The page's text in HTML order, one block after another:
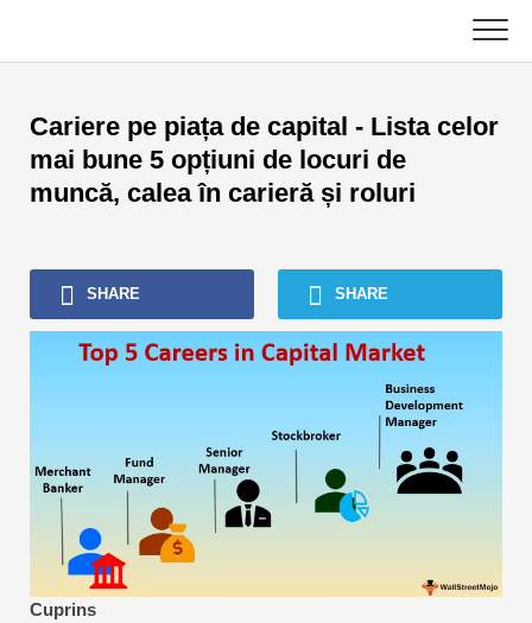
content
Tutoriale contabile
Tutoriale de gestionare a activelor
Excel, VBA și Power BI
Tutoriale bancare de investiții
Ghiduri de carieră în domeniul finanțelor
Resurse de certificare financiară
Tutoriale de modelare financiară
Formular complet
Cariere pe piața de capital - Lista celor
mai bune 5 opțiuni de locuri de
muncă, calea în carieră și roluri
SHARE SHARE
Cuprins